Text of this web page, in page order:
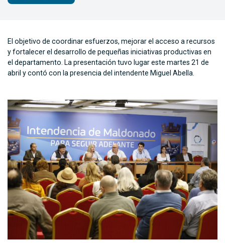
El objetivo de coordinar esfuerzos, mejorar el acceso a recursos
y fortalecer el desarrollo de pequeñas iniciativas productivas en
el departamento. La presentación tuvo lugar este martes 21 de
abril y contó con la presencia del intendente Miguel Abella.